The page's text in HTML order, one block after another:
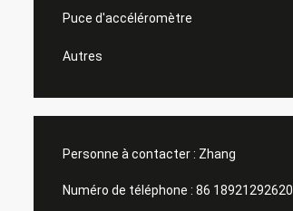
Puce d'accéléromètre
Autres
Personne à contacter : Zhang
Numéro de téléphone : 86 18921292620